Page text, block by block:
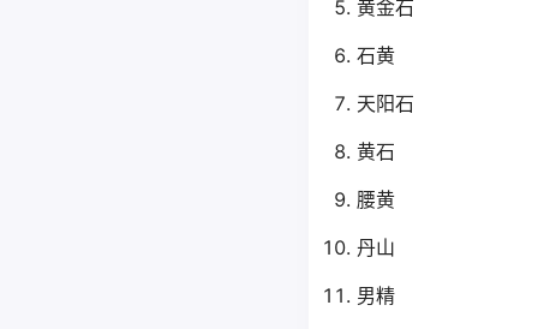
黄金石
石黄
天阳石
黄石
腰黄
丹山
男精